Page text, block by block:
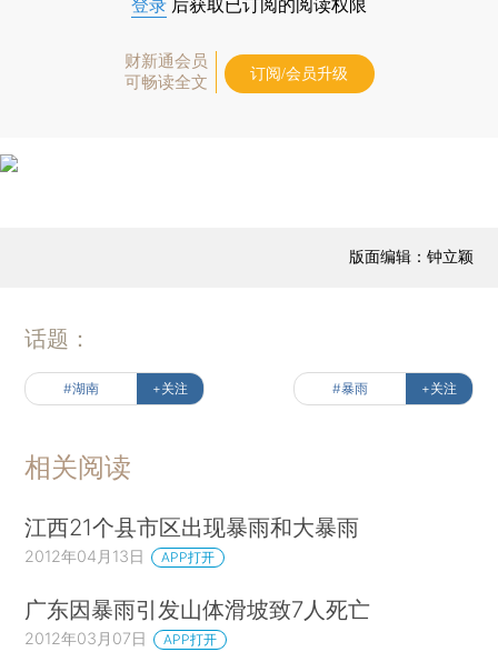
登录 后获取已订阅的阅读权限
财新通会员
可畅读全文
订阅/会员升级
版面编辑：钟立颖
话题：
#湖南 +关注 #暴雨 +关注
相关阅读
江西21个县市区出现暴雨和大暴雨
2012年04月13日 APP打开
广东因暴雨引发山体滑坡致7人死亡
2012年03月07日 APP打开